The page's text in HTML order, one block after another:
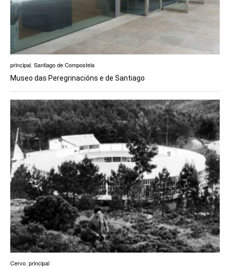
principal Santiago de Compostela
Museo das Peregrinacións e de Santiago
Cervo principal